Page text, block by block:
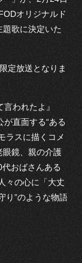
オリジナルド
歌に決定いた
定放送となりま
われたよ』
直面する“ある
ラスに描くコメ
眼鏡、親の介護
おばさんある
々の心に「大丈
り”のような物語